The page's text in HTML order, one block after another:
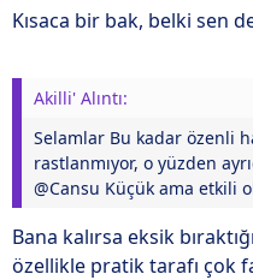
Kısaca bir bak, belki sen
Akilli' Alıntı:
Selamlar Bu kadar özenli
rastlanmıyor, o yüzden
@Cansu Küçük ama etkili
Bana kalırsa eksik
özellikle pratik tarafı çok